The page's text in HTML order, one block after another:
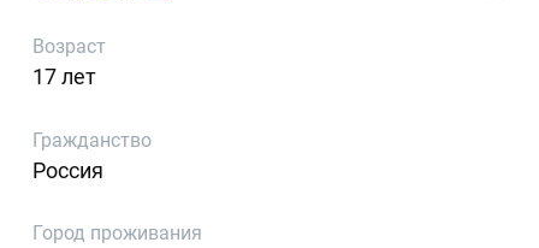
Возраст
17 лет
Гражданство
Россия
Город проживания